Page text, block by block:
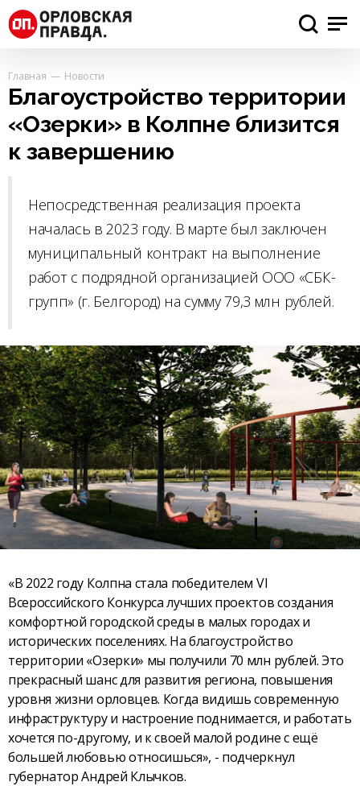
Главная Новости
Благоустройство территории
«Озерки» в Колпне близится
к завершению
Непосредственная реализация проекта
началась в 2023 году. В марте был заключен
муниципальный контракт на выполнение
работ с подрядной организацией ООО «СБК-
групп» (г. Белгород) на сумму 79,3 млн рублей.
«В 2022 году Колпна стала победителем VI
Всероссийского Конкурса лучших проектов создания
комфортной городской среды в малых городах и
исторических поселениях. На благоустройство
территории «Озерки» мы получили 70 млн рублей. Это
прекрасный шанс для развития региона, повышения
уровня жизни орловцев. Когда видишь современную
инфраструктуру и настроение поднимается, и работать
хочется по-другому, и к своей малой родине с ещё
большей любовью относишься», - подчеркнул
губернатор Андрей Клычков.